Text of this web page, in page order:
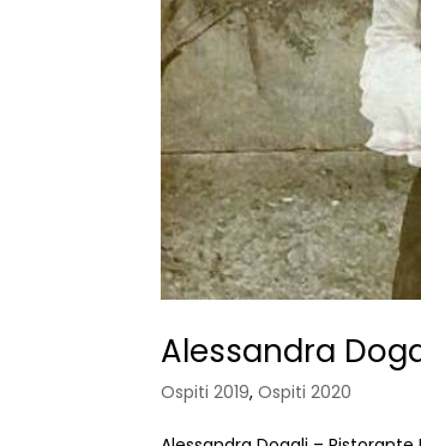
Alessandra
Ospiti 2019,Ospiti 2020